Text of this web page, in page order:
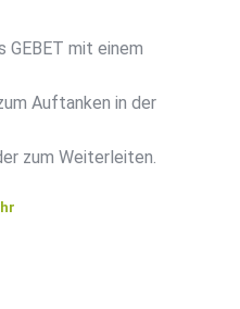
GEBET mit einem
Auftanken in der
zum Weiterleiten.